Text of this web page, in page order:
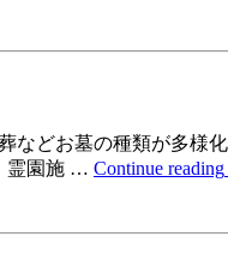
などお墓の種類が多様
霊園施 … Continue reading